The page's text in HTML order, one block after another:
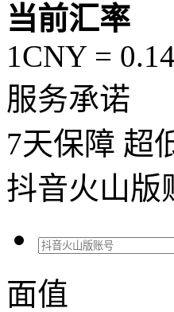
当前汇率
1CNY =
服务承诺
7天保障 超
抖音火山版
面值